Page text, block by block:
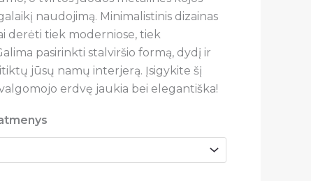
naudojimą. Minimalistinis dizainas
derėti tiek moderniose, tiek
pasirinkti stalviršio formą, dydį ir
jūsų namų interjerą. Įsigykite šį
erdvę jaukia bei elegantiška!